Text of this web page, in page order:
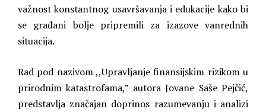
važnost konstantnog usavršavanja i edukacije kako bi
se građani bolje pripremili za izazove vanrednih
situacija.
Rad pod nazivom ,,Upravljanje finansijskim rizikom u
prirodnim katastrofama,” autora Jovane Saše Pejčić,
predstavlja značajan doprinos razumevanju i analizi